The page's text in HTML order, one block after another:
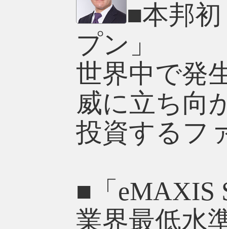
■本邦
プン」
世界中で発
威に立ち向
投資するフ
■「eMAXIS
業界最低水